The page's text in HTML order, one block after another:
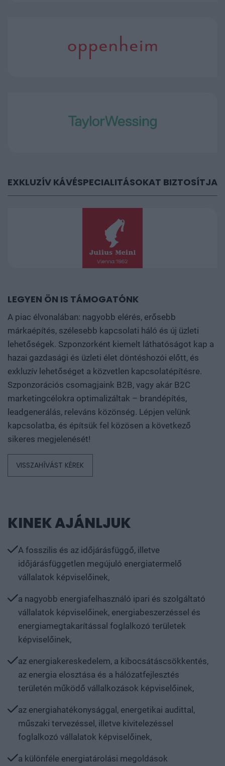
EXKLUZÍV KÁVÉSPECIALITÁSOKAT BIZTOSÍTJA
LEGYEN ÖN IS TÁMOGATÓNK
A piac élvonalában: nagyobb elérés, erősebb
márkaépítés, szélesebb kapcsolati háló és új üzleti
lehetőségek. Szponzorként kiemelt láthatóságot kap a
hazai gazdasági és üzleti élet döntéshozói előtt, és
exkluzív lehetőséget a közvetlen kapcsolatépítésre.
Szponzorációs csomagjaink B2B, vagy akár B2C
marketingcélokra optimalizáltak – brandépítés,
leadgenerálás, releváns közönség. Lépjen velünk
kapcsolatba, és építsük fel közösen a következő
sikeres megjelenését!
VISSZAHÍVÁST KÉREK
KINEK AJÁNLJUK
A fosszilis és az időjárásfüggő, illetve
időjárásfüggetlen megújuló energiatermelő
vállalatok képviselőinek,
a nagyobb energiafelhasználó ipari és szolgáltató
vállalatok képviselőinek, energiabeszerzéssel és
energiamegtakarítással foglalkozó területek
képviselőinek,
az energiakereskedelem, a kibocsátáscsökkentés,
az energia elosztása és a hálózatfejlesztés
területén működő vállalkozások képviselőinek,
az energiahatékonysággal, energetikai audittal,
műszaki tervezéssel, illetve kivitelezéssel
foglalkozó vállalatok képviselőinek,
a különféle energiatárolási megoldások